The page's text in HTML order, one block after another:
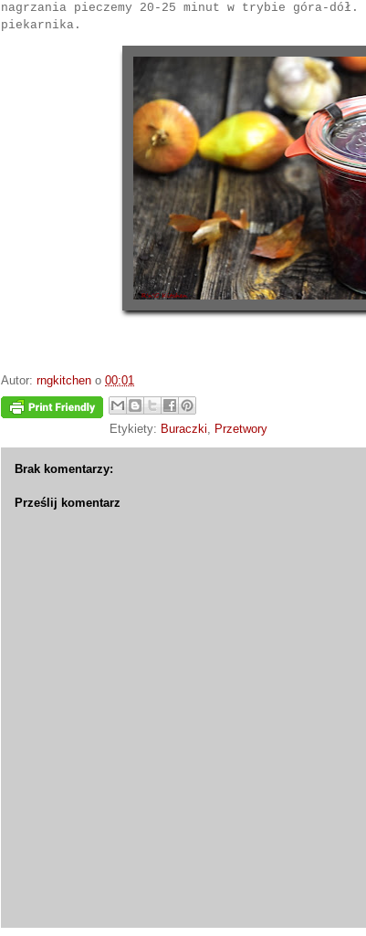
nagrzania pieczemy 20-25 minut w trybie góra-dół.
piekarnika.
Autor: rngkitchen o 00:01
Etykiety: Buraczki Przetwory
Brak komentarzy:
Prześlij komentarz